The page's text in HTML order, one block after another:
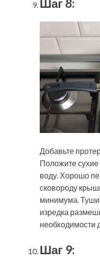
Шаг 8:
Добавьте
Положите
воду. Хорошо
сковороду
минимума.
изредка
необходимости
Шаг 9: